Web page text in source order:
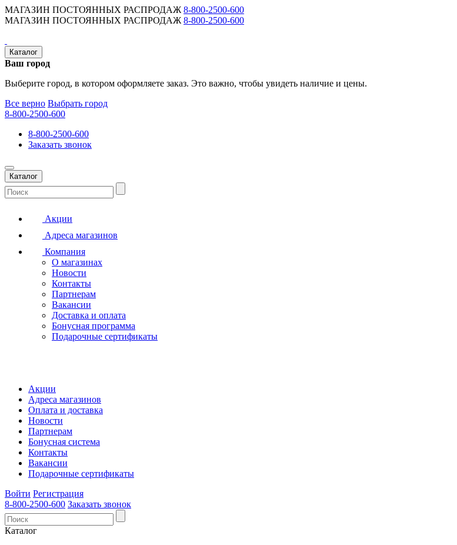
МАГАЗИН ПОСТОЯННЫХ РАСПРОДАЖ 8-800-2500-600
МАГАЗИН ПОСТОЯННЫХ РАСПРОДАЖ 8-800-2500-600
Каталог
Ваш город
Выберите город, в котором оформляете заказ. Это важно, чтобы увидеть наличие и цены.
Все верно Выбрать город
8-800-2500-600
8-800-2500-600
Заказать звонок
Каталог
Акции
Адреса магазинов
Компания
О магазинах
Новости
Контакты
Партнерам
Вакансии
Доставка и оплата
Бонусная программа
Подарочные сертификаты
Акции
Адреса магазинов
Оплата и доставка
Новости
Партнерам
Бонусная система
Контакты
Вакансии
Подарочные сертификаты
Войти Регистрация
8-800-2500-600 Заказать звонок
Каталог